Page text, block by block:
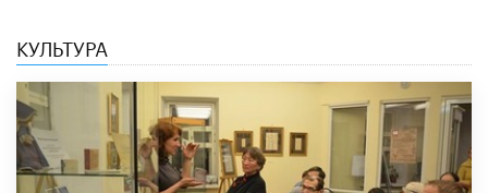
КУЛЬТУРА